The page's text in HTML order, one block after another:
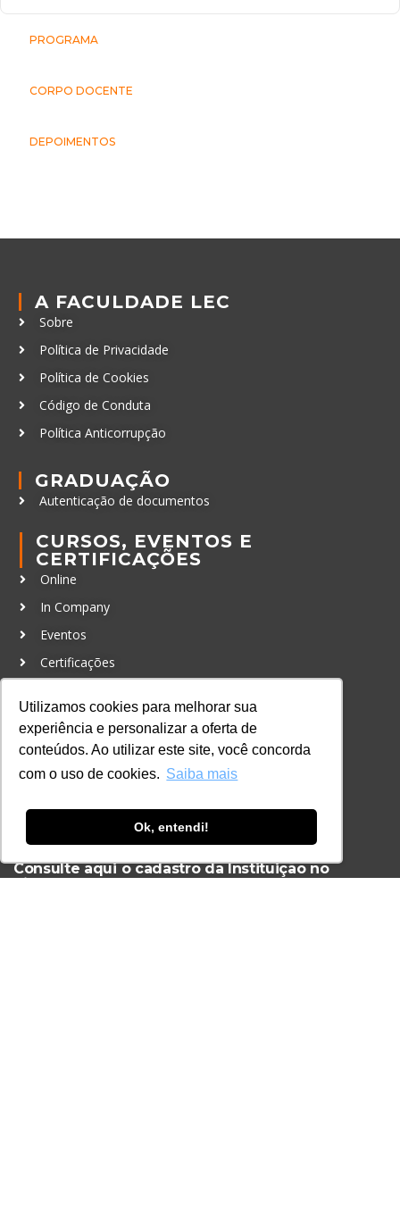
Utilizamos cookies para melhorar sua
experiência e personalizar a oferta de
conteúdos. Ao utilizar este site, você concorda
com o uso de cookies. Saiba mais
Ok, entendi!
PROGRAMA
CORPO DOCENTE
DEPOIMENTOS
A FACULDADE LEC
Sobre
Política de Privacidade
Política de Cookies
Código de Conduta
Política Anticorrupção
GRADUAÇÃO
Autenticação de documentos
CURSOS, EVENTOS E
CERTIFICAÇÕES
Online
In Company
Eventos
Certificações
CONTATO
+55 11 3259-2837
+55 11 98924-8322
contato@lec.com.br
Ferramenta Antifraude
Consulte aqui o cadastro da Instituição no
Sistema e-MEC